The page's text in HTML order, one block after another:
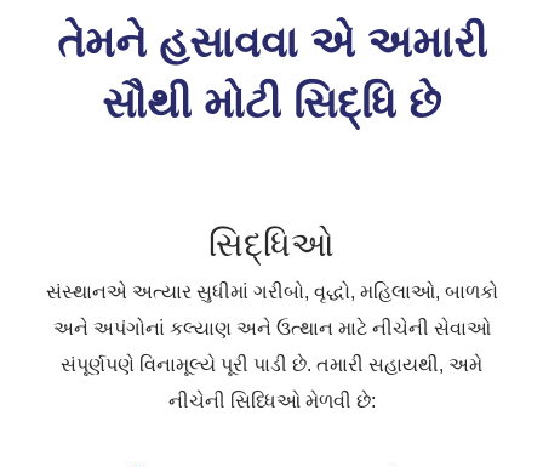
તેમને હસાવવા એ અમારી
સૌથી મોટી સિદ્ધિ છે
સિદ્ધિઓ
સંસ્થાનએ અત્યાર સુધીમાં ગરીબો, વૃદ્ધો, મહિલાઓ, બાળકો
અને અપંગોનાં કલ્યાણ અને ઉત્થાન માટે નીચેની સેવાઓ
સંપૂર્ણપણે વિનામૂલ્યે પૂરી પાડી છે. તમારી સહાયથી, અમે
નીચેની સિધ્ધિઓ મેળવી છે: